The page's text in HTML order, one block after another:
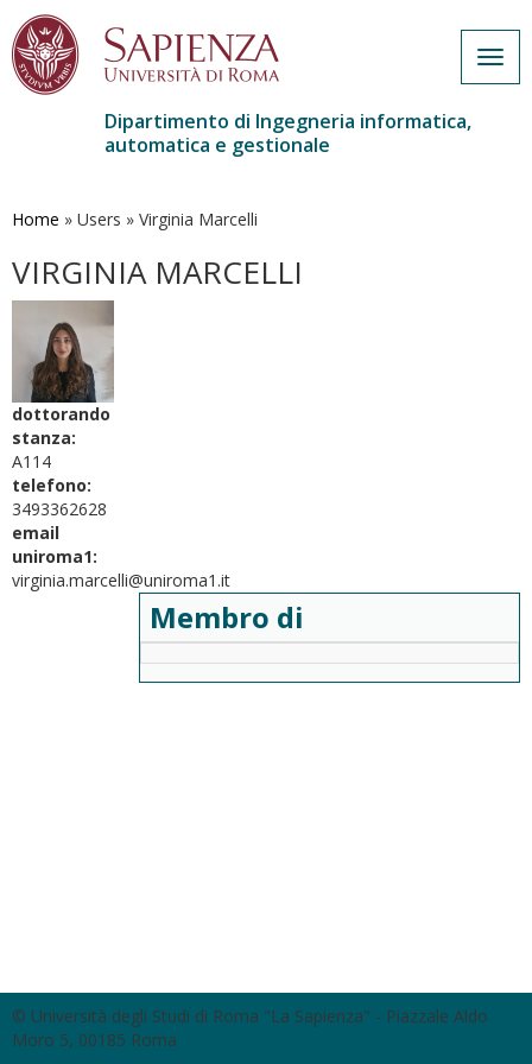
contenuto
Dipartimento di Ingegneria informatica,
automatica e gestionale
Home » Users » Virginia Marcelli
VIRGINIA MARCELLI
dottorando
stanza:
A114
telefono:
3493362628
email
uniroma1:
virginia.marcelli@uniroma1.it
Membro di
© Università degli Studi di Roma "La Sapienza" - Piazzale Aldo
Moro 5, 00185 Roma